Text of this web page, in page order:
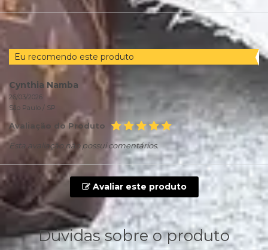
POR
Eu recomendo este produto
Cynthia Namba
26/03/2026
São Paulo / SP
Avaliação do Produto
Esta avaliação não possui comentários.
Avaliar este produto
Dúvidas sobre o produto